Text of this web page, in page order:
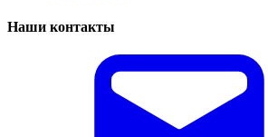
Наши контакты